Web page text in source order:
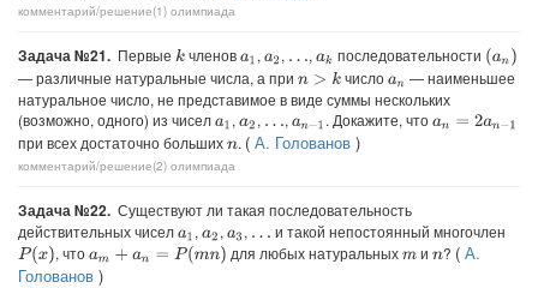
комментарий/решение(1) олимпиада
Задача №21. Первые kчленовa1, a2, ,ak последовательности (an)
— различные натуральные числа, а при n> k числоan — наименьшее
натуральное число, не представимое в виде суммы нескольких
(возможно, одного) из чиселa1,a2,
…
, an−1. Докажите, чтоan =2an−1
при всех достаточно большихn. ( А. Голованов)
комментарий/решение(2) олимпиада
Задача №22. Существуют ли такая последовательность
действительных чиселa1,a2, a3,
и такой непостоянный многочлен
P(x) , чтоam+an=P (m n) для любых натуральныхm иn? (А.
Голованов )